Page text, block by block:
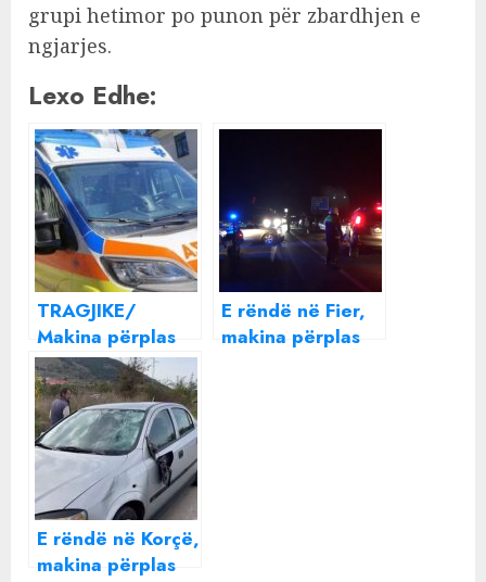
grupi hetimor po punon për zbardhjen e
ngjarjes.
Lexo Edhe:
TRAGJIKE/
Makina përplas
për vdekje 15-
vjeçarin shqiptar
në Itali teksa po
kalonte vijat e
bardha (EMRI)
E rëndë në Fier,
makina përplas
E rëndë në Korçë,
makina përplas